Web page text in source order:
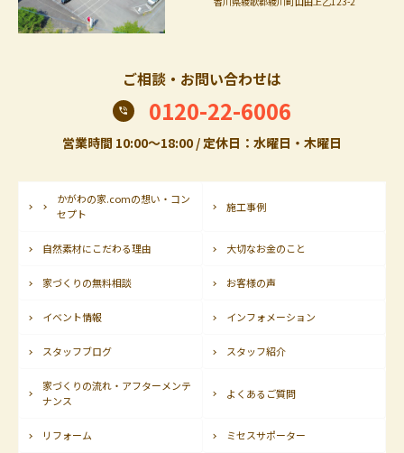
ご相談・お問い合わせは
0120-22-6006
営業時間 10:00〜18:00 / 定休日：水曜日・木曜日
かがわの家.comの想い・コン
セプト
施工事例
自然素材にこだわる理由 大切なお金のこと
家づくりの無料相談 お客様の声
イベント情報 インフォメーション
スタッフブログ スタッフ紹介
家づくりの流れ・アフターメンテ
ナンス
よくあるご質問
リフォーム ミセスサポーター